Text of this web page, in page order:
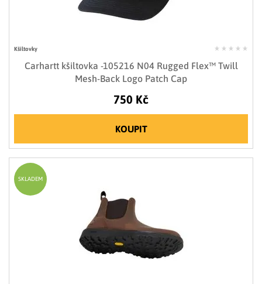
Kšiltovky
Carhartt kšiltovka -105216 N04 Rugged Flex™ Twill
Mesh-Back Logo Patch Cap
750 Kč
KOUPIT
SKLADEM